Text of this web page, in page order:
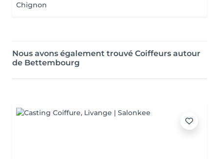
Chignon
Nous avons également trouvé Coiffeurs autour
de Bettembourg